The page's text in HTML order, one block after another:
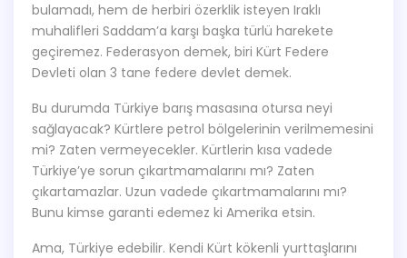
bulamadı, hem de herbiri özerklik isteyen Iraklı
muhalifleri Saddam’a karşı başka türlü harekete
geçiremez. Federasyon demek, biri Kürt Federe
Devleti olan 3 tane federe devlet demek.
Bu durumda Türkiye barış masasına otursa neyi
sağlayacak? Kürtlere petrol bölgelerinin verilmemesini
mi? Zaten vermeyecekler. Kürtlerin kısa vadede
Türkiye’ye sorun çıkartmamalarını mı? Zaten
çıkartamazlar. Uzun vadede çıkartmamalarını mı?
Bunu kimse garanti edemez ki Amerika etsin.
Ama, Türkiye edebilir. Kendi Kürt kökenli yurttaşlarını